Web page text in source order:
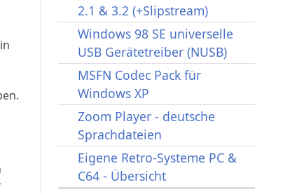
2.1 & 3.2 (+Slipstream)
Windows 98 SE universelle
USB Gerätetreiber (NUSB)
MSFN Codec Pack für
Windows XP
Zoom Player - deutsche
Sprachdateien
Eigene Retro-Systeme PC &
C64 - Übersicht